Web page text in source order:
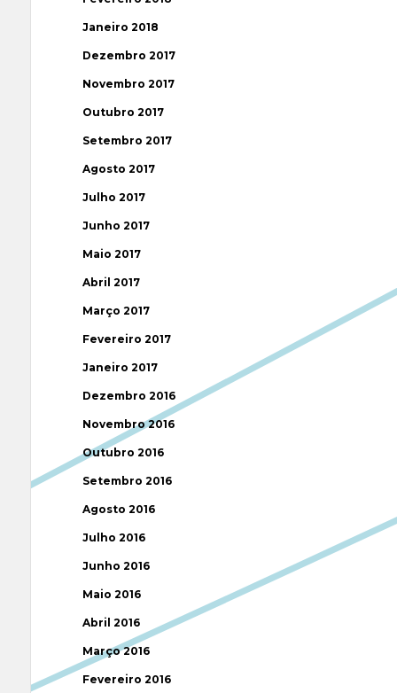
Janeiro 2018
Dezembro 2017
Novembro 2017
Outubro 2017
Setembro 2017
Agosto 2017
Julho 2017
Junho 2017
Maio 2017
Abril 2017
Março 2017
Fevereiro 2017
Janeiro 2017
Dezembro 2016
Novembro 2016
Outubro 2016
Setembro 2016
Agosto 2016
Julho 2016
Junho 2016
Maio 2016
Abril 2016
Março 2016
Fevereiro 2016